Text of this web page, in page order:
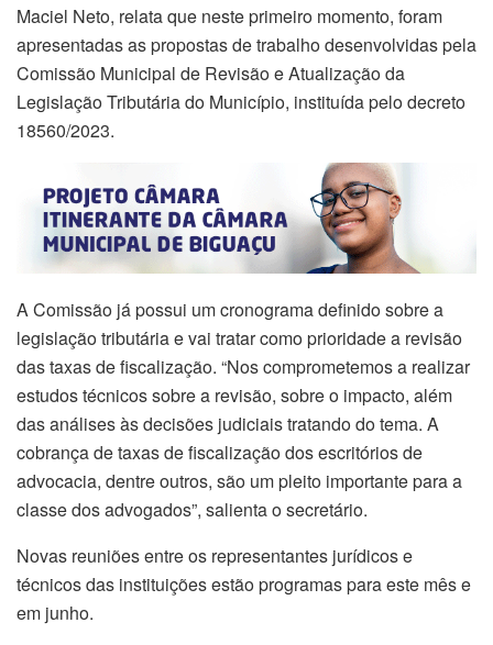
Maciel Neto, relata que neste primeiro momento, foram
apresentadas as propostas de trabalho desenvolvidas pela
Comissão Municipal de Revisão e Atualização da
Legislação Tributária do Município, instituída pelo decreto
18560/2023.
A Comissão já possui um cronograma definido sobre a
legislação tributária e vai tratar como prioridade a revisão
das taxas de fiscalização. “Nos comprometemos a realizar
estudos técnicos sobre a revisão, sobre o impacto, além
das análises às decisões judiciais tratando do tema. A
cobrança de taxas de fiscalização dos escritórios de
advocacia, dentre outros, são um pleito importante para a
classe dos advogados”, salienta o secretário.
Novas reuniões entre os representantes jurídicos e
técnicos das instituições estão programas para este mês e
em junho.